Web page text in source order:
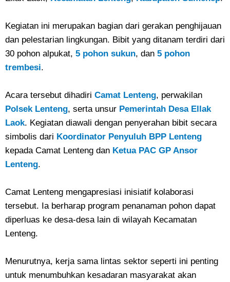
Kegiatan ini merupakan bagian dari gerakan penghijauan
dan pelestarian lingkungan. Bibit yang ditanam terdiri dari
30 pohon alpukat, 5 pohon sukun, dan 5 pohon
trembesi.
Acara tersebut dihadiri Camat Lenteng, perwakilan
Polsek Lenteng, serta unsur Pemerintah Desa Ellak
Laok. Kegiatan diawali dengan penyerahan bibit secara
simbolis dari Koordinator Penyuluh BPP Lenteng
kepada Camat Lenteng dan Ketua PAC GP Ansor
Lenteng.
Camat Lenteng mengapresiasi inisiatif kolaborasi
tersebut. Ia berharap program penanaman pohon dapat
diperluas ke desa-desa lain di wilayah Kecamatan
Lenteng.
Menurutnya, kerja sama lintas sektor seperti ini penting
untuk menumbuhkan kesadaran masyarakat akan